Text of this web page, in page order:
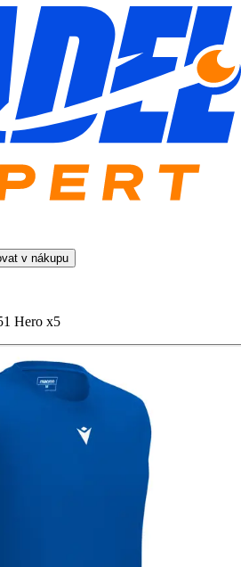
v nákupu
Hero x5